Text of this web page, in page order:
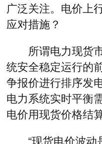
广泛关注。电价上
应对措施？
所谓电力现货
统安全稳定运行的
争报价进行排序发
电力系统实时平衡
电价用现货价格结算
“现货电价波